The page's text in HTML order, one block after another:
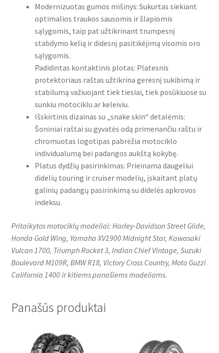
Modernizuotas gumos mišinys: Sukurtas siekiant
optimalios traukos sausomis ir šlapiomis
sąlygomis, taip pat užtikrinant trumpesnį
stabdymo kelią ir didesnį pasitikėjimą visomis oro
sąlygomis.
Padidintas kontaktinis plotas: Platesnis
protektoriaus raštas užtikrina geresnį sukibimą ir
stabilumą važiuojant tiek tiesiai, tiek posūkiuose su
sunkiu motociklu ar keleiviu.
Išskirtinis dizainas su „snake skin“ detalėmis:
Šoniniai raštai su gyvatės odą primenančiu raštu ir
chromuotas logotipas pabrėžia motociklo
individualumą bei padangos aukštą kokybę.
Platus dydžių pasirinkimas: Prieinama daugeliui
didelių touring ir cruiser modelių, įskaitant platų
galinių padangų pasirinkimą su didelės apkrovos
indeksu.
Pritaikytos motociklų modeliai: Harley-Davidson Street Glide,
Honda Gold Wing, Yamaha XV1900 Midnight Star, Kawasaki
Vulcan 1700, Triumph Rocket 3, Indian Chief Vintage, Suzuki
Boulevard M109R, BMW R18, Victory Cross Country, Moto Guzzi
California 1400 ir kitiems panašiems modeliams.
Panašūs produktai